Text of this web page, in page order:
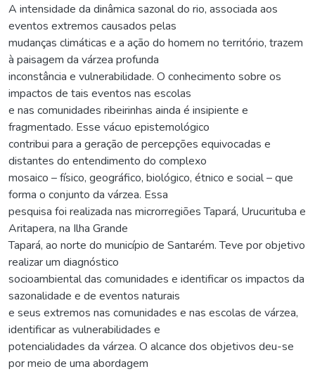
A intensidade da dinâmica sazonal do rio, associada aos
eventos extremos causados pelas
mudanças climáticas e a ação do homem no território, trazem
à paisagem da várzea profunda
inconstância e vulnerabilidade. O conhecimento sobre os
impactos de tais eventos nas escolas
e nas comunidades ribeirinhas ainda é insipiente e
fragmentado. Esse vácuo epistemológico
contribui para a geração de percepções equivocadas e
distantes do entendimento do complexo
mosaico – físico, geográfico, biológico, étnico e social – que
forma o conjunto da várzea. Essa
pesquisa foi realizada nas microrregiões Tapará, Urucurituba e
Aritapera, na Ilha Grande
Tapará, ao norte do município de Santarém. Teve por objetivo
realizar um diagnóstico
socioambiental das comunidades e identificar os impactos da
sazonalidade e de eventos naturais
e seus extremos nas comunidades e nas escolas de várzea,
identificar as vulnerabilidades e
potencialidades da várzea. O alcance dos objetivos deu-se
por meio de uma abordagem